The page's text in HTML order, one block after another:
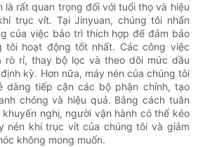
là rất quan trọng đối với tuổi thọ và hiệu
trục vít. Tại Jinyuan, chúng tôi nhấn
của việc bảo trì thích hợp để đảm bảo
tôi hoạt động tốt nhất. Các công việc
rò rỉ, thay bộ lọc và theo dõi mức dầu
kỳ. Hơn nữa, máy nén của chúng tôi
dàng tiếp cận các bộ phận chính, tạo
chóng và hiệu quả. Bằng cách tuân
nghị, người vận hành có thể kéo
nén khí trục vít của chúng tôi và giảm
không mong muốn.